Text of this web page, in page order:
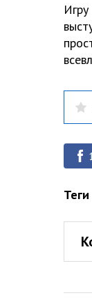
Теги